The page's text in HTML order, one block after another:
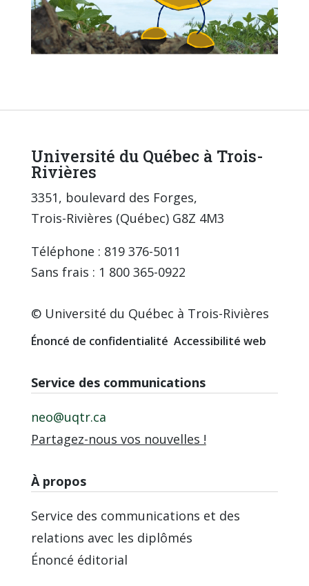
Université du Québec à Trois-
Rivières
3351, boulevard des Forges,
Trois-Rivières (Québec) G8Z 4M3
Téléphone : 819 376-5011
Sans frais : 1 800 365-0922
© Université du Québec à Trois-Rivières
Énoncé de confidentialité Accessibilité web
Service des communications
neo@uqtr.ca
Partagez-nous vos nouvelles !
À propos
Service des communications et des
relations avec les diplômés
Énoncé éditorial